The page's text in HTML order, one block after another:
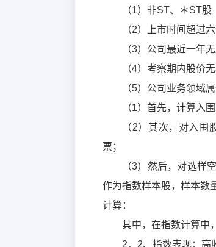
（1）非ST、＊ST股
（2）上市时间超过
（3）公司最近一年
（4）考察期内股价
（5）公司业务领域
（1）首先，计算入
（2）其次，对入
票；
（3）然后，对选样
作为指数样本股，样本数
计算：
其中，在指数计算中
2．2、指数表现：高